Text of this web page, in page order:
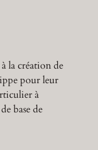
la création de
pour leur
à
base de